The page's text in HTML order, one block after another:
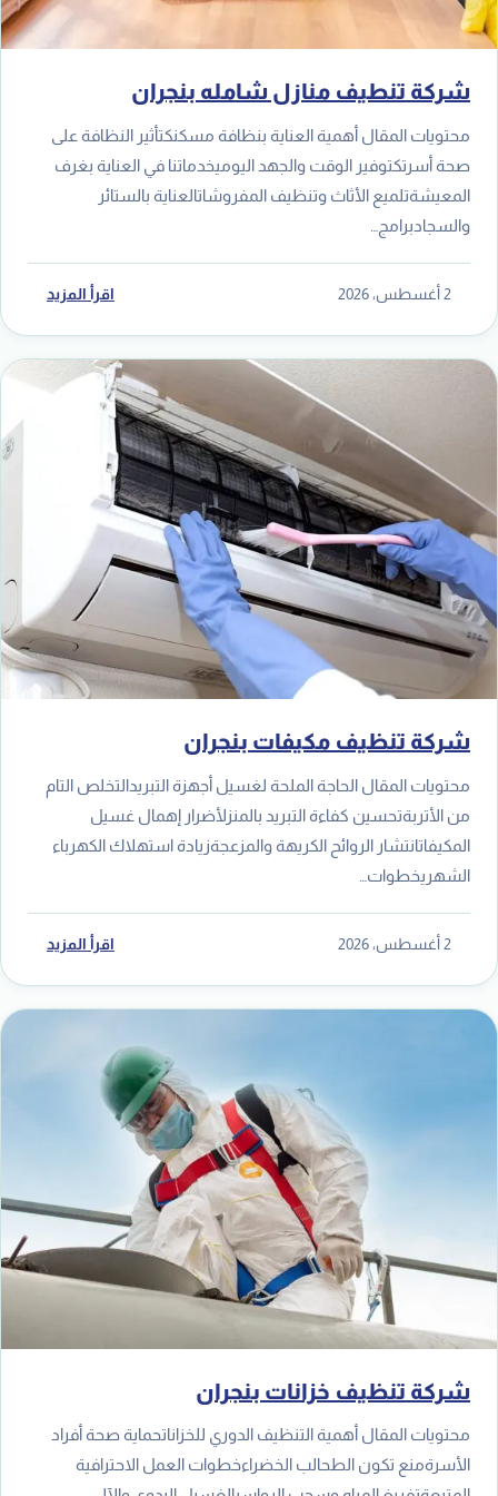
شركة تنطيف منازل شامله بنجران
محتويات المقال أهمية العناية بنظافة مسكنكتأثير النظافة على
صحة أسرتكتوفير الوقت والجهد اليوميخدماتنا في العناية بغرف
المعيشةتلميع الأثاث وتنظيف المفروشاتالعناية بالستائر
والسجادبرامج…
اقرأ المزيد
شركة تنظيف مكيفات بنجران
محتويات المقال الحاجة الملحة لغسيل أجهزة التبريدالتخلص التام
من الأتربةتحسين كفاءة التبريد بالمنزلأضرار إهمال غسيل
المكيفاتانتشار الروائح الكريهة والمزعجةزيادة استهلاك الكهرباء
الشهريخطوات…
اقرأ المزيد
شركة تنظيف خزانات بنجران
محتويات المقال أهمية التنظيف الدوري للخزاناتحماية صحة أفراد
الأسرةمنع تكون الطحالب الخضراءخطوات العمل الاحترافية